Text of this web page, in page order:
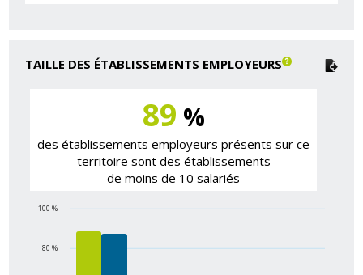
TAILLE DES ÉTABLISSEMENTS EMPLOYEURS
89 %
des établissements employeurs présents sur ce
territoire sont des établissements
de moins de 10 salariés
80 %
100 %